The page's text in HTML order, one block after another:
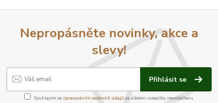
Nepropásněte novinky, akce a
slevy!
Přihlásit se
Souhlasím se zpracováním osobních údajůza účelem rozesílky newsletteru.